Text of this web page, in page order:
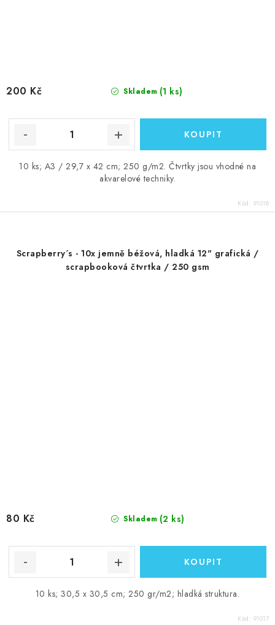
Skladem (1 ks)
200 Kč
10 ks; A3 / 29,7 x 42 cm; 250 g/m2. Čtvrtky jsou vhodné na
akvarelové techniky.
Kód: 91018
Scrapberry´s - 10x jemně béžová, hladká 12" grafická /
scrapbooková čtvrtka / 250 gsm
Skladem (2 ks)
80 Kč
10 ks; 30,5 x 30,5 cm; 250 gr/m2; hladká struktura.
Kód: 91017